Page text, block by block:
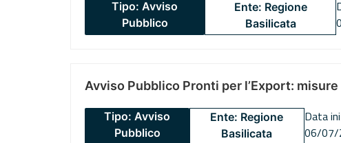
Tipo: Avviso
Pubblico
Ente: Regione
Basilicata
Avviso Pubblico Pronti per l’Export:
Tipo: Avviso
Pubblico
Ente: Regione
Basilicata
Data
06/07/